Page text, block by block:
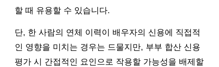
할 때 유용할 수 있습니다.
단, 한 사람의 연체 이력이 배우자의 신용에 직접적
인 영향을 미치는 경우는 드물지만, 부부 합산 신용
평가 시 간접적인 요인으로 작용할 가능성을 배제할